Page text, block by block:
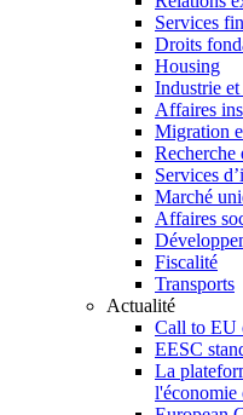
Services
Droits
Housing
Industrie
Affaires
Migration
Recherche
Services
Marché
Affaires
Fiscalité
Transports
Actualité
Call to EU
EESC
La
l'économie